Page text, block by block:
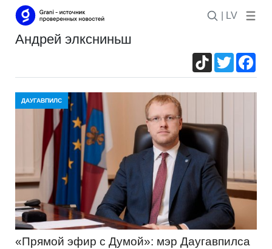
| LV
андрей элксниньш
TikTokTwitter
ДАУГАВПИЛС
«Прямой эфир с Думой»: мэр Даугавпилса